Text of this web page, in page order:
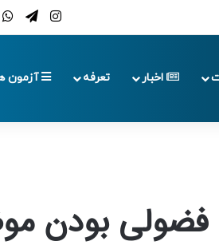
اینستاگرام
تلگرام
اخبار تعرفه آزمون
فضولی بودن